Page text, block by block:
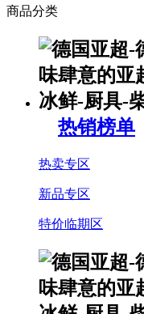
商品分类
热销榜单
热卖专区
新品专区
特价临期区